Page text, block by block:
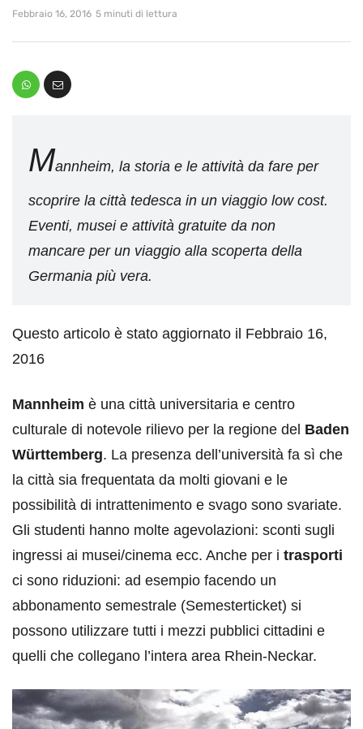
Febbraio 16, 2016 5 minuti di lettura
Mannheim, la storia e le attività da fare per
scoprire la città tedesca in un viaggio low cost.
Eventi, musei e attività gratuite da non
mancare per un viaggio alla scoperta della
Germania più vera.
Questo articolo è stato aggiornato il Febbraio 16,
2016
Mannheim è una città universitaria e centro
culturale di notevole rilievo per la regione del Baden
Württemberg. La presenza dell’università fa sì che
la città sia frequentata da molti giovani e le
possibilità di intrattenimento e svago sono svariate.
Gli studenti hanno molte agevolazioni: sconti sugli
ingressi ai musei/cinema ecc. Anche per i trasporti
ci sono riduzioni: ad esempio facendo un
abbonamento semestrale (Semesterticket) si
possono utilizzare tutti i mezzi pubblici cittadini e
quelli che collegano l’intera area Rhein-Neckar.